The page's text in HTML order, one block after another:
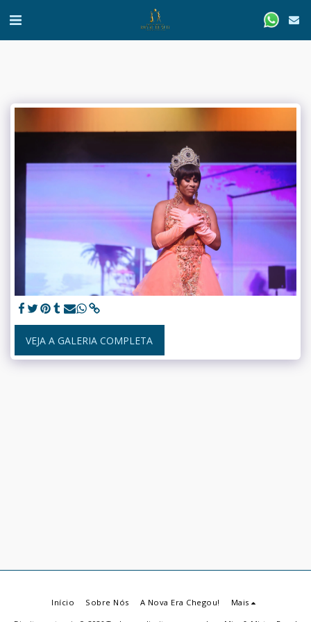
VEJA A GALERIA COMPLETA
Início Sobre Nós A Nova Era Chegou! Mais